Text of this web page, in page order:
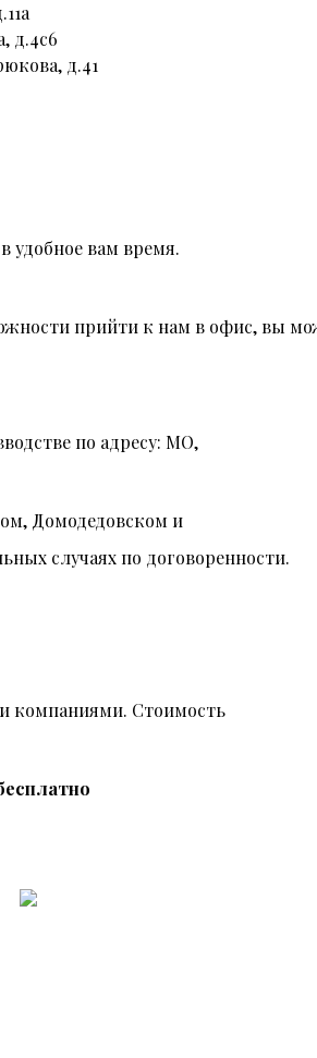
д.4с6
д.41
вам время.
прийти к нам в офис, вы
по адресу: МО,
Домодедовском и
случаях по договоренности.
компаниями. Стоимость